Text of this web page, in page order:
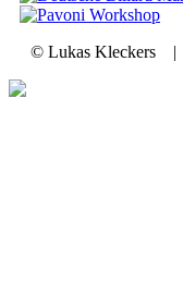
© Lukas Kleckers